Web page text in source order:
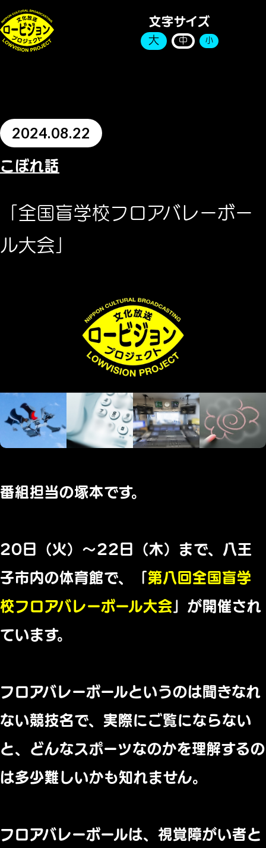
文字サイズ
大 中 小
2024.08.22
こぼれ話
「全国盲学校フロアバレーボー
ル大会」
番組担当の塚本です。
20日（火）～22日（木）まで、八王
子市内の体育館で、「第八回全国盲学
校フロアバレーボール大会 」が開催され
ています。
フロアバレーボールというのは聞きなれ
ない競技名で、実際にご覧にならない
と、どんなスポーツなのかを理解するの
は多少難しいかも知れません。
フロアバレーボールは、視覚障がい者と